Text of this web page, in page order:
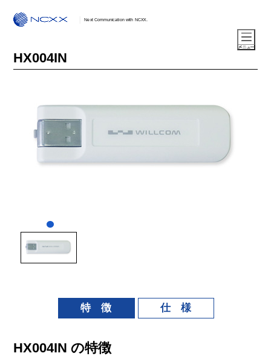
Next Communication with NCXX.
HX004IN
特 徴 仕 様
HX004IN の特徴